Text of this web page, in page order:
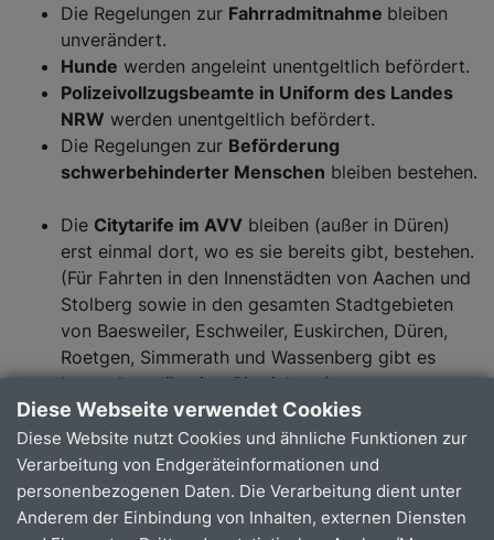
Diese Webseite verwendet Cookies
Diese Website nutzt Cookies und ähnliche Funktionen zur
Verarbeitung von Endgeräteinformationen und
personenbezogenen Daten. Die Verarbeitung dient unter
Anderem der Einbindung von Inhalten, externen Diensten
Die Regelungen zur Fahrradmitnahme bleiben
unverändert.
Hunde werden angeleint unentgeltlich befördert.​
Polizeivollzugsbeamte in Uniform des Landes
NRW werden unentgeltlich befördert.
Die Regelungen zur Beförderung
schwerbehinderter Menschen bleiben bestehen.
Die Citytarife im AVV bleiben (außer in Düren)
erst einmal dort, wo es sie bereits gibt, bestehen.
(Für Fahrten in den Innenstädten von Aachen und
Stolberg sowie in den gesamten Stadtgebieten
von Baesweiler, Eschweiler, Euskirchen, Düren,
Roetgen, Simmerath und Wassenberg gibt es
besonders günstige Citytickets.)
DieKündigungsmodalitäten für Abos
bestehen.​
AVV und VRS bleiben als Verbünde weiterhin
bestehen​.